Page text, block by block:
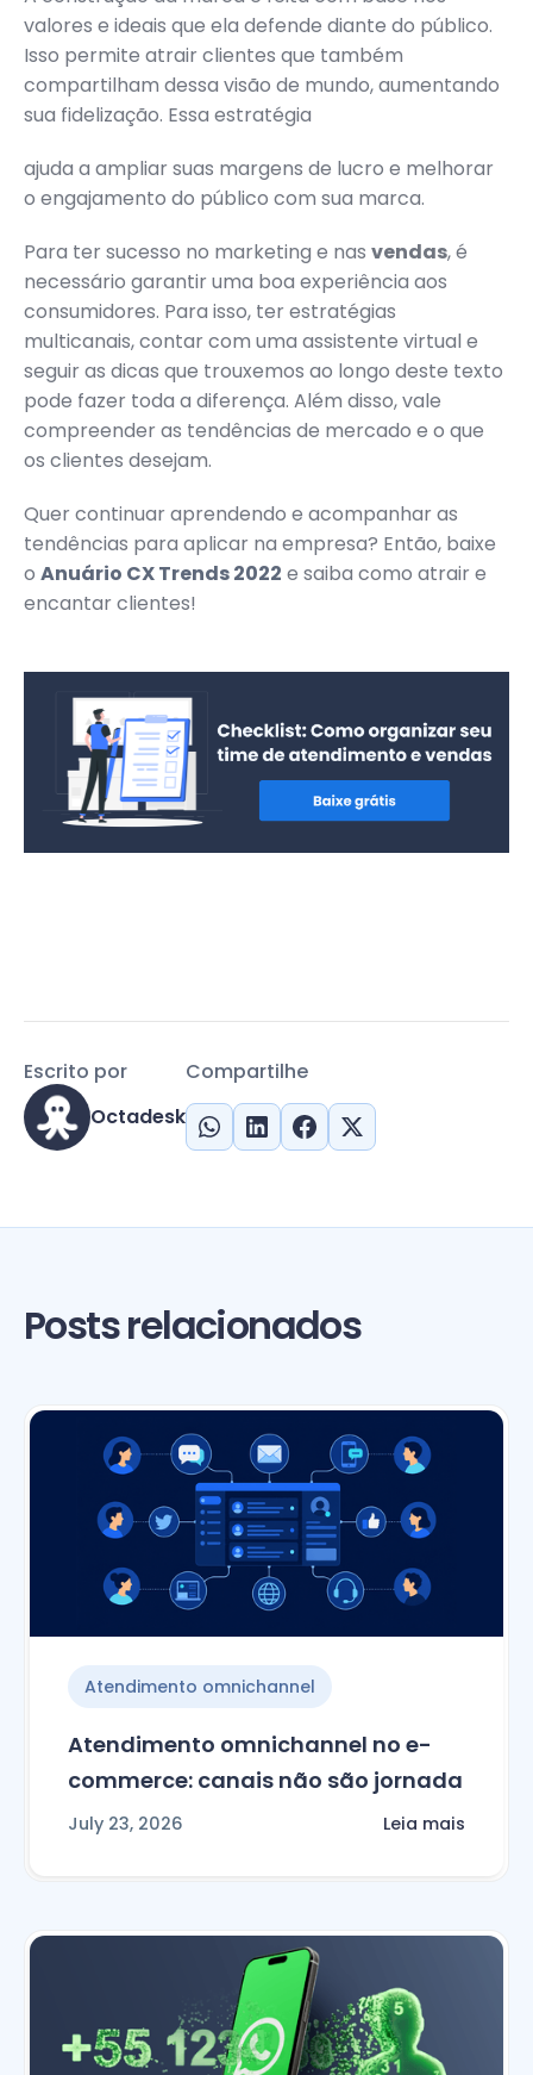
valores e ideais que ela defende diante do público.
Isso permite atrair clientes que também
compartilham dessa visão de mundo, aumentando
sua fidelização. Essa estratégia
ajuda a ampliar suas margens de lucro e melhorar
o engajamento do público com sua marca.
Para ter sucesso no marketing e nas vendas, é
necessário garantir uma boa experiência aos
consumidores. Para isso, ter estratégias
multicanais, contar com uma assistente virtual e
seguir as dicas que trouxemos ao longo deste texto
pode fazer toda a diferença. Além disso, vale
compreender as tendências de mercado e o que
os clientes desejam.
Quer continuar aprendendo e acompanhar as
tendências para aplicar na empresa? Então, baixe
o Anuário CX Trends 2022 e saiba como atrair e
encantar clientes!
Compartilhe
Escrito por
Octadesk
Posts relacionados
Atendimento omnichannel
Atendimento omnichannel no e-
commerce: canais não são jornada
July 23, 2026 Leia mais